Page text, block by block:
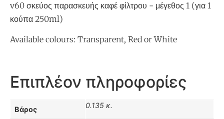
v60 σκεύος παρασκευής καφέ φίλτρου - μέγεθος 1 (για 1
κούπα 250ml)
Available colours: Transparent, Red or White
Επιπλέον πληροφορίες
Βάρος 0.135 κ.